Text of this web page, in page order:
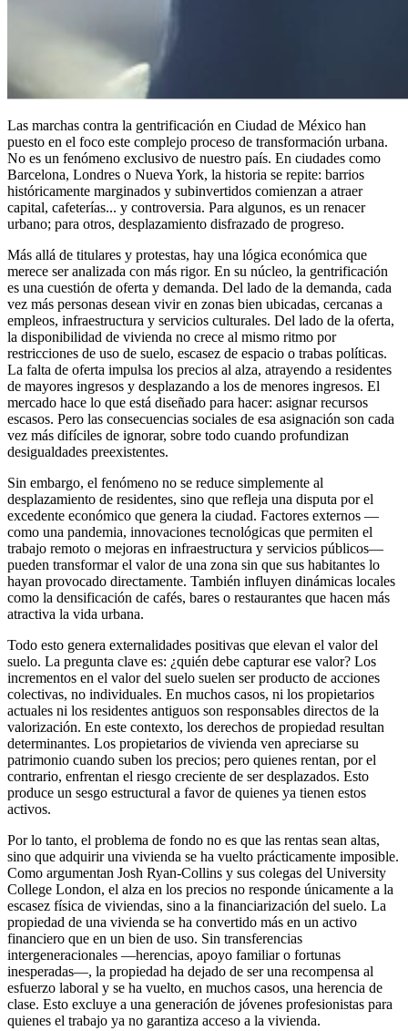
Las marchas contra la gentrificación en Ciudad de México han
puesto en el foco este complejo proceso de transformación urbana.
No es un fenómeno exclusivo de nuestro país. En ciudades como
Barcelona, Londres o Nueva York, la historia se repite: barrios
históricamente marginados y subinvertidos comienzan a atraer
capital, cafeterías... y controversia. Para algunos, es un renacer
urbano; para otros, desplazamiento disfrazado de progreso.
Más allá de titulares y protestas, hay una lógica económica que
merece ser analizada con más rigor. En su núcleo, la gentrificación
es una cuestión de oferta y demanda. Del lado de la demanda, cada
vez más personas desean vivir en zonas bien ubicadas, cercanas a
empleos, infraestructura y servicios culturales. Del lado de la oferta,
la disponibilidad de vivienda no crece al mismo ritmo por
restricciones de uso de suelo, escasez de espacio o trabas políticas.
La falta de oferta impulsa los precios al alza, atrayendo a residentes
de mayores ingresos y desplazando a los de menores ingresos. El
mercado hace lo que está diseñado para hacer: asignar recursos
escasos. Pero las consecuencias sociales de esa asignación son cada
vez más difíciles de ignorar, sobre todo cuando profundizan
desigualdades preexistentes.
Sin embargo, el fenómeno no se reduce simplemente al
desplazamiento de residentes, sino que refleja una disputa por el
excedente económico que genera la ciudad. Factores externos —
como una pandemia, innovaciones tecnológicas que permiten el
trabajo remoto o mejoras en infraestructura y servicios públicos—
pueden transformar el valor de una zona sin que sus habitantes lo
hayan provocado directamente. También influyen dinámicas locales
como la densificación de cafés, bares o restaurantes que hacen más
atractiva la vida urbana.
Todo esto genera externalidades positivas que elevan el valor del
suelo. La pregunta clave es: ¿quién debe capturar ese valor? Los
incrementos en el valor del suelo suelen ser producto de acciones
colectivas, no individuales. En muchos casos, ni los propietarios
actuales ni los residentes antiguos son responsables directos de la
valorización. En este contexto, los derechos de propiedad resultan
determinantes. Los propietarios de vivienda ven apreciarse su
patrimonio cuando suben los precios; pero quienes rentan, por el
contrario, enfrentan el riesgo creciente de ser desplazados. Esto
produce un sesgo estructural a favor de quienes ya tienen estos
activos.
Por lo tanto, el problema de fondo no es que las rentas sean altas,
sino que adquirir una vivienda se ha vuelto prácticamente imposible.
Como argumentan Josh Ryan-Collins y sus colegas del University
College London, el alza en los precios no responde únicamente a la
escasez física de viviendas, sino a la financiarización del suelo. La
propiedad de una vivienda se ha convertido más en un activo
financiero que en un bien de uso. Sin transferencias
intergeneracionales —herencias, apoyo familiar o fortunas
inesperadas—, la propiedad ha dejado de ser una recompensa al
esfuerzo laboral y se ha vuelto, en muchos casos, una herencia de
clase. Esto excluye a una generación de jóvenes profesionistas para
quienes el trabajo ya no garantiza acceso a la vivienda.